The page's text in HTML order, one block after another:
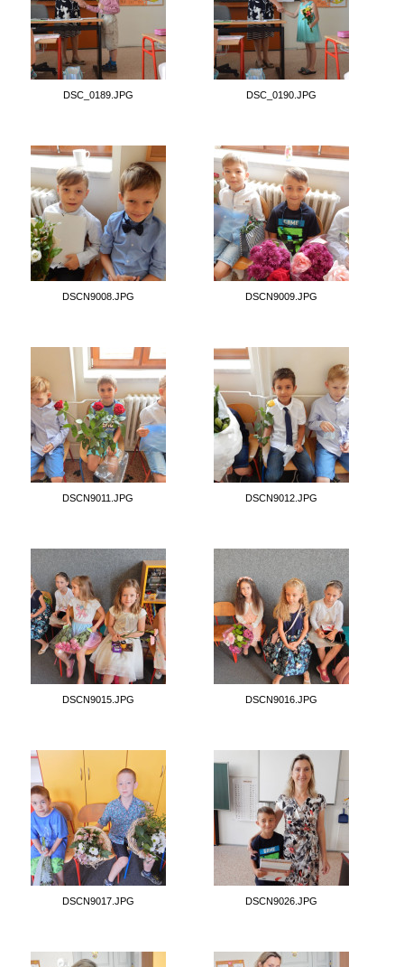
DSC_0189.JPG DSC_0190.JPG
DSCN9008.JPG DSCN9009.JPG
DSCN9011.JPG DSCN9012.JPG
DSCN9015.JPG DSCN9016.JPG
DSCN9017.JPG DSCN9026.JPG